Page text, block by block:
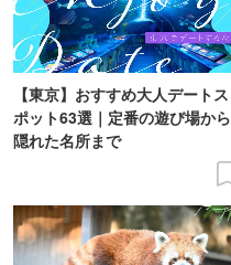
【東京】おすすめ大人デートス
ポット63選｜定番の遊び場から
隠れた名所まで